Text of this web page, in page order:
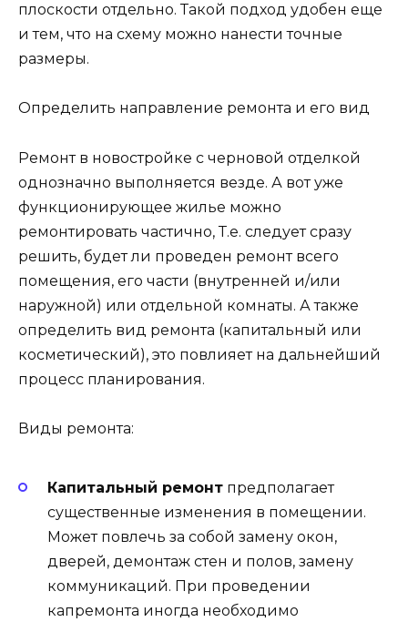
плоскости отдельно. Такой подход удобен еще
и тем, что на схему можно нанести точные
размеры.
Определить направление ремонта и его вид
Ремонт в новостройке с черновой отделкой
однозначно выполняется везде. А вот уже
функционирующее жилье можно
ремонтировать частично, Т.е. следует сразу
решить, будет ли проведен ремонт всего
помещения, его части (внутренней и/или
наружной) или отдельной комнаты. А также
определить вид ремонта (капитальный или
косметический), это повлияет на дальнейший
процесс планирования.
Виды ремонта:
Капитальный ремонт предполагает
существенные изменения в помещении.
Может повлечь за собой замену окон,
дверей, демонтаж стен и полов, замену
коммуникаций. При проведении
капремонта иногда необходимо